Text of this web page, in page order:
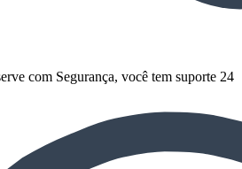
com Segurança, você tem suporte 24